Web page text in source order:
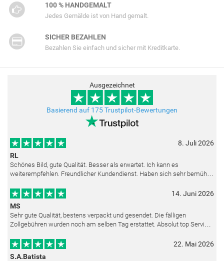
100 % HANDGEMALT
Jedes Gemälde ist von Hand gemalt.
SICHER BEZAHLEN
Bezahlen Sie einfach und sicher mit Kreditkarte.
Ausgezeichnet
Basierend auf 175 Trustpilot-Bewertungen
8. Juli 2026
RL
Schönes Bild, gute Qualität. Besser als erwartet. Ich kann es
weiterempfehlen. Freundlicher Kundendienst. Haben sich sehr bemüht
14. Juni 2026
MS
Sehr gute Qualität, bestens verpackt und gesendet. Die fälligen
Zollgebühren wurden noch am selben Tag erstattet. Absolut top Service
22. Mai 2026
S.A.Batista